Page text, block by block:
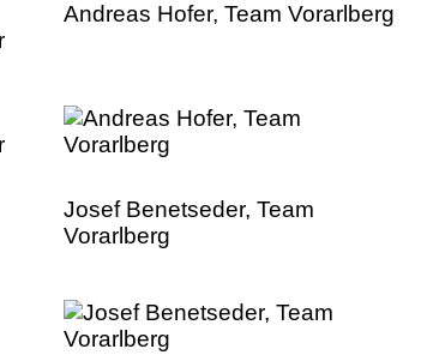
Andreas Hofer, Team Vorarlberg
Josef Benetseder, Team
Vorarlberg